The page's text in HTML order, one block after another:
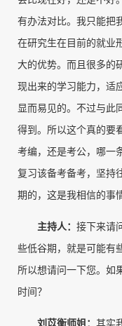
有办法对比。我只能把
在研究生在目前的就业
大的优势。而且很多的
现出来的学习能力，适
显而易见的。不过与此
得到。所以这个真的要
考编，还是考公，哪一
复习该备考备考，坚持
期的，这是我相信的事
主持人： 接下来请
些低谷期，就是可能有
所以想请问一下您。如
时间？
刘苡衡师姐 ： 其实